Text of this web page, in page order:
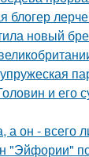
блогер
новый
и его
а он - всего
"Эйфории"